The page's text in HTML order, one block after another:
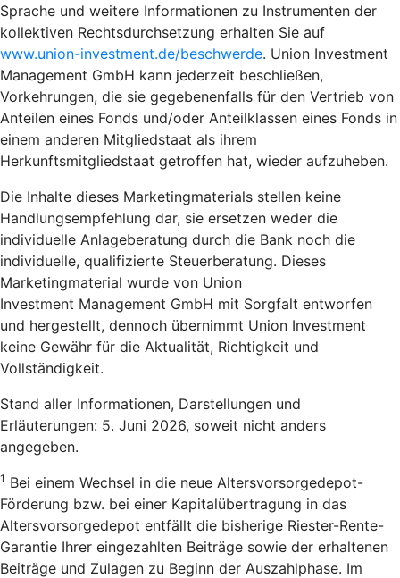
Sprache und weitere Informationen zu Instrumenten der
kollektiven Rechtsdurchsetzung erhalten Sie auf
www.union-investment.de/beschwerde. Union Investment
Management GmbH kann jederzeit beschließen,
Vorkehrungen, die sie gegebenenfalls für den Vertrieb von
Anteilen eines Fonds und/oder Anteilklassen eines Fonds in
einem anderen Mitgliedstaat als ihrem
Herkunftsmitgliedstaat getroffen hat, wieder aufzuheben.
Die Inhalte dieses Marketingmaterials stellen keine
Handlungsempfehlung dar, sie ersetzen weder die
individuelle Anlageberatung durch die Bank noch die
individuelle, qualifizierte Steuerberatung. Dieses
Marketingmaterial wurde von Union
Investment Management GmbH mit Sorgfalt entworfen
und hergestellt, dennoch übernimmt Union Investment
keine Gewähr für die Aktualität, Richtigkeit und
Vollständigkeit.
Stand aller Informationen, Darstellungen und
Erläuterungen: 5. Juni 2026, soweit nicht anders
angegeben.
1 Bei einem Wechsel in die neue Altersvorsorgedepot-
Förderung bzw. bei einer Kapitalübertragung in das
Altersvorsorgedepot entfällt die bisherige Riester-Rente-
Garantie Ihrer eingezahlten Beiträge sowie der erhaltenen
Beiträge und Zulagen zu Beginn der Auszahlphase. Im